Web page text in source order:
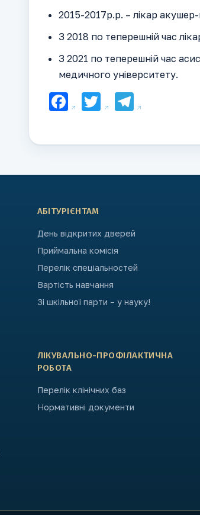
2015-2017р.р. – лікар
З 2018 по теперешній час
З 2021 по теперешній час
медичного університету.
Facebook
Twitter
АБІТУРІЄНТАМ
День відкритих дверей
Приймальна комісія
Перелік спеціальностей
Вартість навчання
Зі шкільної парти – у науку!
ЛІКУВАЛЬНО-ПРОФІЛАКТИЧНА
РОБОТА
Перелік клінічних баз
Нормативні документи